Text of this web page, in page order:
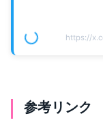
https://
参考リンク